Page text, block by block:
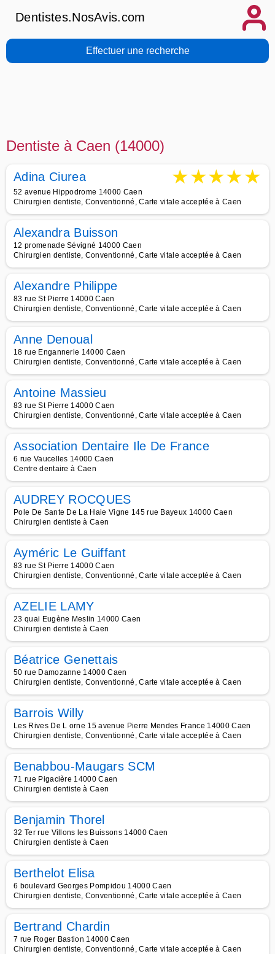
Dentistes.NosAvis.com
Effectuer une recherche
Dentiste à Caen (14000)
Adina Ciurea ★★★★★
52 avenue Hippodrome 14000 Caen
Chirurgien dentiste, Conventionné, Carte vitale acceptée à Caen
Alexandra Buisson
12 promenade Sévigné 14000 Caen
Chirurgien dentiste, Conventionné, Carte vitale acceptée à Caen
Alexandre Philippe
83 rue St Pierre 14000 Caen
Chirurgien dentiste, Conventionné, Carte vitale acceptée à Caen
Anne Denoual
18 rue Engannerie 14000 Caen
Chirurgien dentiste, Conventionné, Carte vitale acceptée à Caen
Antoine Massieu
83 rue St Pierre 14000 Caen
Chirurgien dentiste, Conventionné, Carte vitale acceptée à Caen
Association Dentaire Ile De France
6 rue Vaucelles 14000 Caen
Centre dentaire à Caen
AUDREY ROCQUES
Pole De Sante De La Haie Vigne 145 rue Bayeux 14000 Caen
Chirurgien dentiste à Caen
Ayméric Le Guiffant
83 rue St Pierre 14000 Caen
Chirurgien dentiste, Conventionné, Carte vitale acceptée à Caen
AZELIE LAMY
23 quai Eugène Meslin 14000 Caen
Chirurgien dentiste à Caen
Béatrice Genettais
50 rue Damozanne 14000 Caen
Chirurgien dentiste, Conventionné, Carte vitale acceptée à Caen
Barrois Willy
Les Rives De L orne 15 avenue Pierre Mendes France 14000 Caen
Chirurgien dentiste, Conventionné, Carte vitale acceptée à Caen
Benabbou-Maugars SCM
71 rue Pigacière 14000 Caen
Chirurgien dentiste à Caen
Benjamin Thorel
32 Ter rue Villons les Buissons 14000 Caen
Chirurgien dentiste à Caen
Berthelot Elisa
6 boulevard Georges Pompidou 14000 Caen
Chirurgien dentiste, Conventionné, Carte vitale acceptée à Caen
Bertrand Chardin
7 rue Roger Bastion 14000 Caen
Chirurgien dentiste, Conventionné, Carte vitale acceptée à Caen